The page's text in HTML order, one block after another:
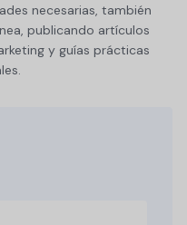
necesarias, también
publicando artículos
y guías prácticas